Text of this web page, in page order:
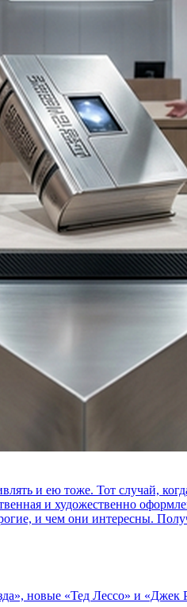
и ею тоже. Тот случай,
и художественно
и чем они интересны.
новые «Тед Лессо» и «Джек